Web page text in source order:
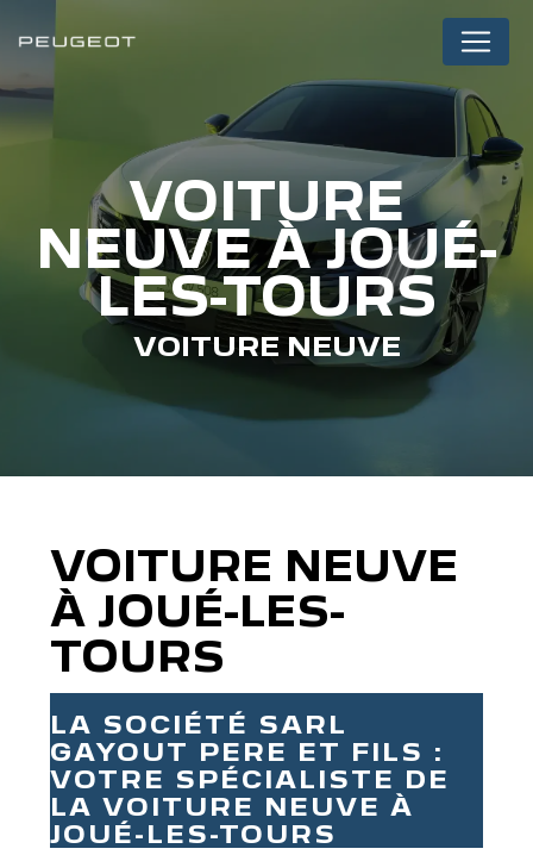
VOITURE
NEUVE À JOUÉ-
LES-TOURS
VOITURE NEUVE
VOITURE NEUVE
À JOUÉ-LES-
TOURS
LA SOCIÉTÉ SARL
GAYOUT PERE ET FILS :
VOTRE SPÉCIALISTE DE
LA VOITURE NEUVE À
JOUÉ-LES-TOURS